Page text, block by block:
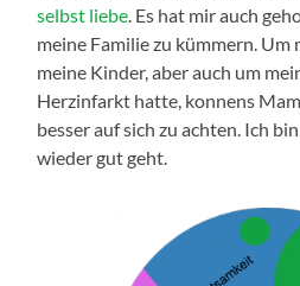
selbst liebe. Es hat mir auch
meine Familie zu kümmern. Um
meine Kinder, aber auch um
Herzinfarkt hatte, konnens
besser auf sich zu achten. Ich
wieder gut geht.